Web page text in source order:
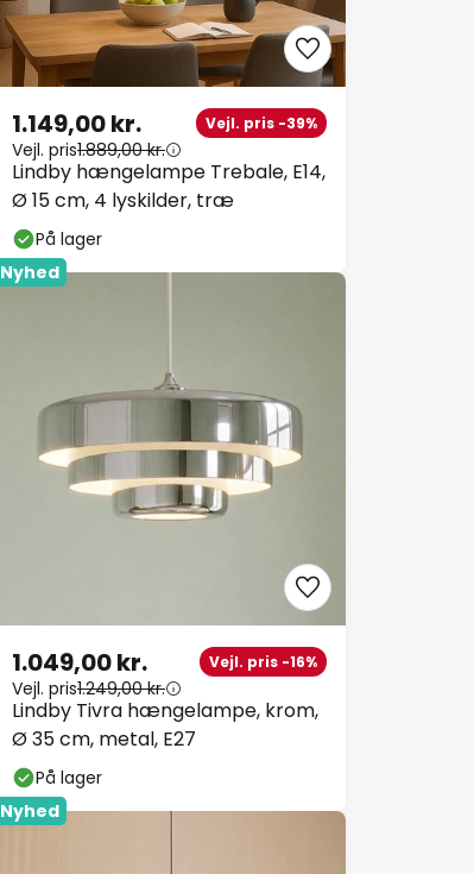
Lindby hængelampe Trebale, E14,
Ø 15 cm, 4 lyskilder, træ
1.149,00 kr. Vejl. pris -39%
Vejl. pris1.889,00 kr.
På lager
Nyhed
Lindby Tivra hængelampe, krom,
Ø 35 cm, metal, E27
1.049,00 kr. Vejl. pris -16%
Vejl. pris1.249,00 kr.
På lager
Nyhed